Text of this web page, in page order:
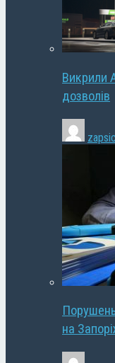
Викрили
дозволів
на